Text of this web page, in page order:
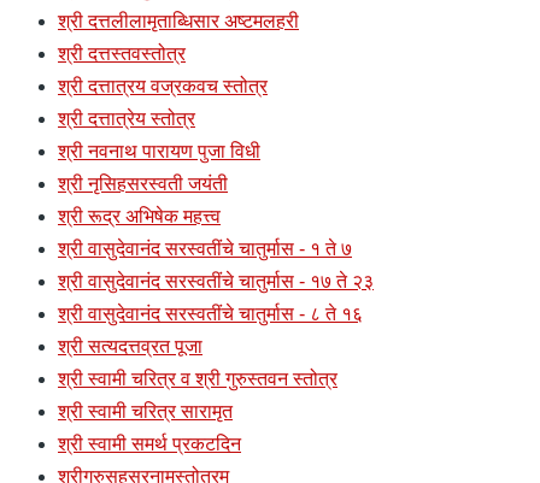
श्री दत्तलीलामृताब्धिसार अष्टमलहरी
श्री दत्तस्तवस्तोत्र
श्री दत्तात्रय वज्रकवच स्तोत्र
श्री दत्तात्रेय स्तोत्र
श्री नवनाथ पारायण पुजा विधी
श्री नृसिहसरस्वती जयंती
श्री रूद्र अभिषेक महत्त्व
श्री वासुदेवानंद सरस्वतींचे चातुर्मास - १ ते ७
श्री वासुदेवानंद सरस्वतींचे चातुर्मास - १७ ते २३
श्री वासुदेवानंद सरस्वतींचे चातुर्मास - ८ ते १६
श्री सत्यदत्तव्रत पूजा
श्री स्वामी चरित्र व श्री गुरुस्तवन स्तोत्र
श्री स्वामी चरित्र सारामृत
श्री स्वामी समर्थ प्रकटदिन
श्रीगुरुसहस्रनामस्तोत्रम्